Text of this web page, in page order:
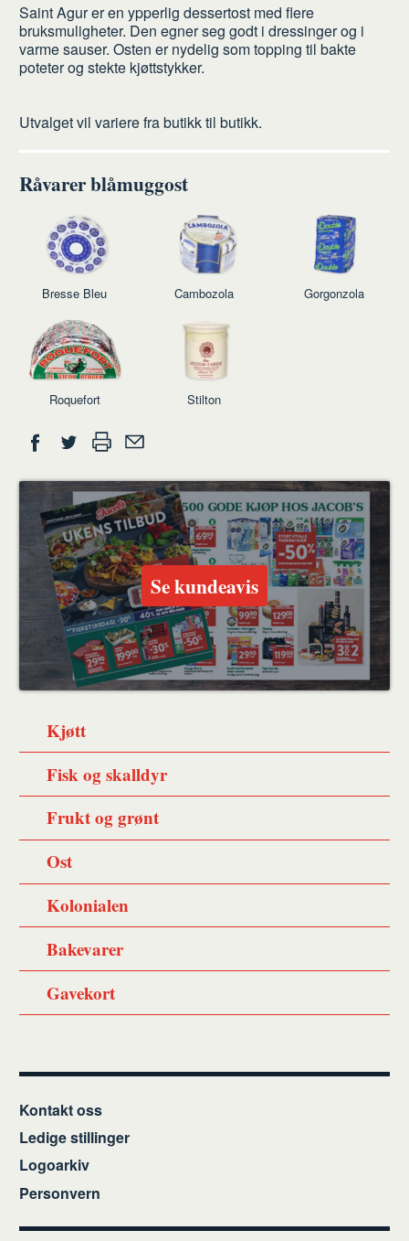
Saint Agur er en ypperlig dessertost med flere
bruksmuligheter. Den egner seg godt i dressinger og i
varme sauser. Osten er nydelig som topping til bakte
poteter og stekte kjøttstykker.
Utvalget vil variere fra butikk til butikk.
Råvarer blåmuggost
Bresse Bleu Cambozola Gorgonzola
Roquefort Stilton
Del
på
Facebook
på
Twitter
ut en
venn
Se kundeavis
Kjøtt
Fisk og skalldyr
Frukt og grønt
Ost
Kolonialen
Bakevarer
Gavekort
Kontakt oss
Ledige stillinger
Logoarkiv
Personvern